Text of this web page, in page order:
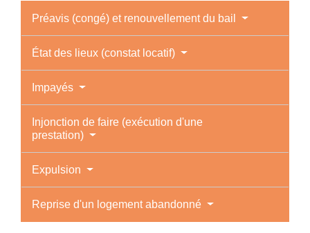
Préavis (congé) et renouvellement du bail
État des lieux (constat locatif)
Impayés
Injonction de faire (exécution d'une
prestation)
Expulsion
Reprise d'un logement abandonné